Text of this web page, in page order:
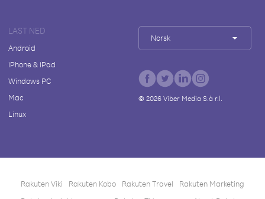
LAST NED
Android
iPhone & iPad
Windows PC
Mac
Linux
Norsk
© 2026Viber Media S.à r.l.
Rakuten Viki Rakuten Kobo Rakuten Travel
Rakuten Marketing